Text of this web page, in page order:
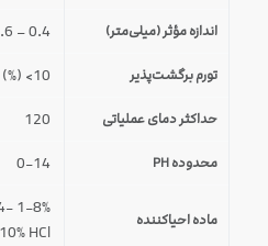
اندازه مؤثر (میلی‌متر) 0.4 – 0.6
تورم برگشت‌پذیر <10
حداکثر دمای عملیاتی 120
محدوده PH 0-14
ماده احیاکننده
10% HCl